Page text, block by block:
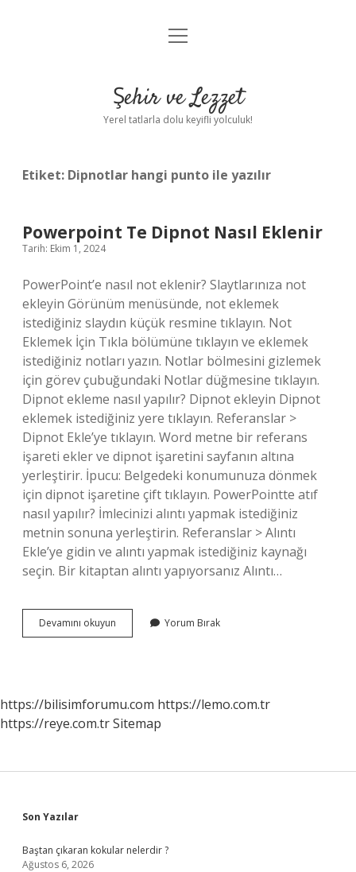
Anasayfa
Yasal Uyarı
menüyü
Şehir ve Lezzet
Yerel tatlarla dolu keyifli yolculuk!
Etiket: Dipnotlar hangi punto ile yazılır
Powerpoint Te Dipnot Nasıl Eklenir
Tarih: Ekim 1, 2024
PowerPoint’e nasıl not eklenir? Slaytlarınıza not
ekleyin Görünüm menüsünde, not eklemek
istediğiniz slaydın küçük resmine tıklayın. Not
Eklemek İçin Tıkla bölümüne tıklayın ve eklemek
istediğiniz notları yazın. Notlar bölmesini gizlemek
için görev çubuğundaki Notlar düğmesine tıklayın.
Dipnot ekleme nasıl yapılır? Dipnot ekleyin Dipnot
eklemek istediğiniz yere tıklayın. Referanslar >
Dipnot Ekle’ye tıklayın. Word metne bir referans
işareti ekler ve dipnot işaretini sayfanın altına
yerleştirir. İpucu: Belgedeki konumunuza dönmek
için dipnot işaretine çift tıklayın. PowerPointte atıf
nasıl yapılır? İmlecinizi alıntı yapmak istediğiniz
metnin sonuna yerleştirin. Referanslar > Alıntı
Ekle’ye gidin ve alıntı yapmak istediğiniz kaynağı
seçin. Bir kitaptan alıntı yapıyorsanız Alıntı…
Devamını okuyun Powerpoint
Te
Yorum Bırak
https://bilisimforumu.com https://lemo.com.tr
https://reye.com.trSitemap
Sidebar
Son Yazılar
Baştan çıkaran kokular nelerdir ?
Ağustos 6, 2026